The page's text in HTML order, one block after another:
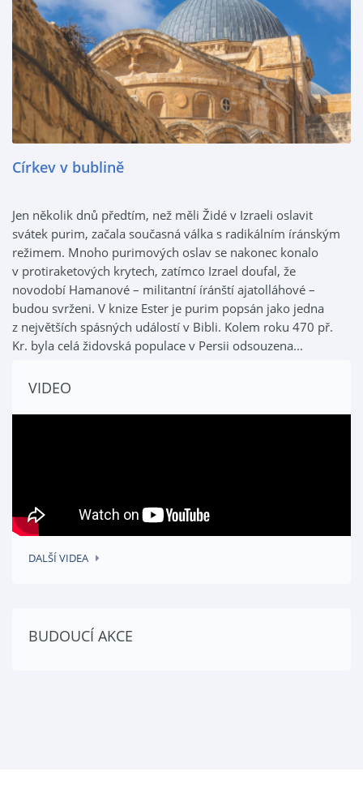
Církev v bublině
Jen několik dnů předtím, než měli Židé v Izraeli oslavit
svátek purim, začala současná válka s radikálním íránským
režimem. Mnoho purimových oslav se nakonec konalo
v protiraketových krytech, zatímco Izrael doufal, že
novodobí Hamanové – militantní íránští ajatolláhové –
budou svrženi. V knize Ester je purim popsán jako jedna
z největších spásných událostí v Bibli. Kolem roku 470 př.
Kr. byla celá židovská populace v Persii odsouzena...
VÍCE INFORMACÍ
VIDEO
DALŠÍ VIDEA
BUDOUCÍ AKCE